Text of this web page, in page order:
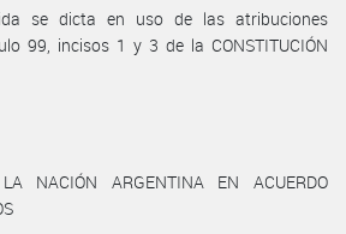
se dicta en uso de las atribuciones
99, incisos 1 y 3 de la CONSTITUCIÓN
NACIÓN ARGENTINA EN ACUERDO